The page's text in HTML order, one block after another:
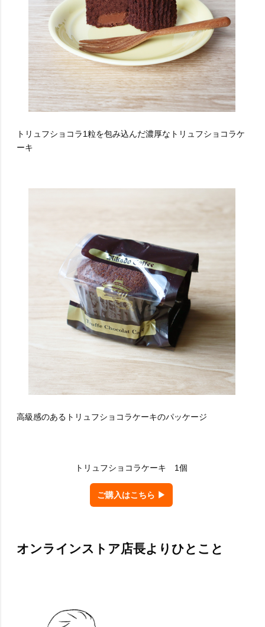
トリュフショコラ1粒を包み込んだ濃厚なトリュフショコラケ
ーキ
高級感のあるトリュフショコラケーキのパッケージ
トリュフショコラケーキ 1個
ご購入はこちら ▶
オンラインストア店長よりひとこと